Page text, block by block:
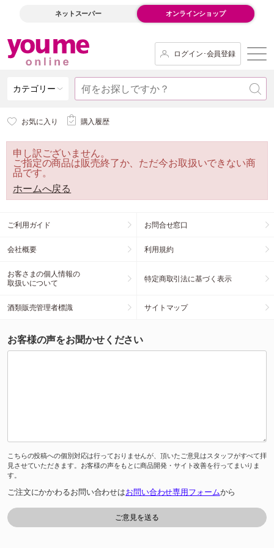
ネットスーパー オンラインショップ
ログイン･会員登録
カテゴリー
お気に入り 購入履歴
申し訳ございません。
ご指定の商品は販売終了か、ただ今お取扱いできない商
品です。
ホームへ戻る
ご利用ガイド お問合せ窓口
会社概要 利用規約
お客さまの個人情報の
取扱いについて
特定商取引法に基づく表示
酒類販売管理者標識 サイトマップ
お客様の声をお聞かせください
こちらの投稿への個別対応は行っておりませんが、頂いたご意見はスタッフがすべて拝
見させていただきます。お客様の声をもとに商品開発・サイト改善を行ってまいりま
す。
ご注文にかかわるお問い合わせはお問い合わせ専用フォームから